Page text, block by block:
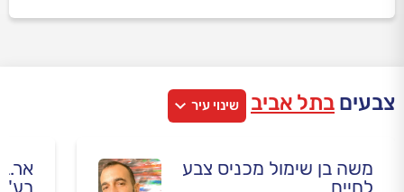
צבעים בתל אביב שינוי עיר
משה בן שימול מכניס צבע
לחיים